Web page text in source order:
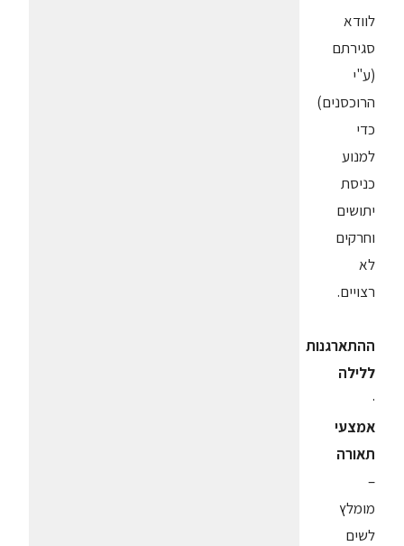
לוודא
סגירתם
(ע"י
הרוכסנים)
כדי
למנוע
כניסת
יתושים
וחרקים
לא
רצויים.
ההתארגנות
ללילה
·
אמצעי
תאורה
–
מומלץ
לשים